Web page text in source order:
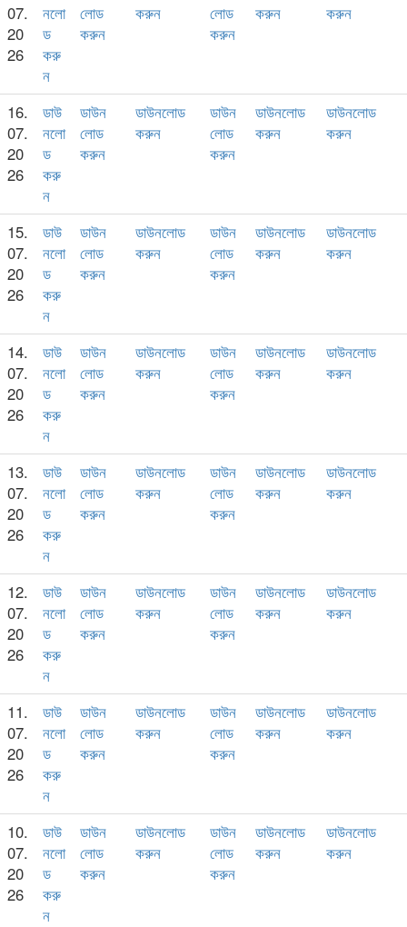
07.
20
26
নলো
ড
করু
ন
লোড
করুন
করুন
লোড
করুন
করুন
করুন
16.
07.
20
26
ডাউ
নলো
ড
করু
ন
ডাউন
লোড
করুন
ডাউনলোড
করুন
ডাউন
লোড
করুন
ডাউনলোড
করুন
ডাউনলোড
করুন
15.
07.
20
26
ডাউ
নলো
ড
করু
ন
ডাউন
লোড
করুন
ডাউনলোড
করুন
ডাউন
লোড
করুন
ডাউনলোড
করুন
ডাউনলোড
করুন
14.
07.
20
26
ডাউ
নলো
ড
করু
ন
ডাউন
লোড
করুন
ডাউনলোড
করুন
ডাউন
লোড
করুন
ডাউনলোড
করুন
ডাউনলোড
করুন
13.
07.
20
26
ডাউ
নলো
ড
করু
ন
ডাউন
লোড
করুন
ডাউনলোড
করুন
ডাউন
লোড
করুন
ডাউনলোড
করুন
ডাউনলোড
করুন
12.
07.
20
26
ডাউ
নলো
ড
করু
ন
ডাউন
লোড
করুন
ডাউনলোড
করুন
ডাউন
লোড
করুন
ডাউনলোড
করুন
ডাউনলোড
করুন
11.
07.
20
26
ডাউ
নলো
ড
করু
ন
ডাউন
লোড
করুন
ডাউনলোড
করুন
ডাউন
লোড
করুন
ডাউনলোড
করুন
ডাউনলোড
করুন
10.
07.
20
26
ডাউ
নলো
ড
করু
ন
ডাউন
লোড
করুন
ডাউনলোড
করুন
ডাউন
লোড
করুন
ডাউনলোড
করুন
ডাউনলোড
করুন